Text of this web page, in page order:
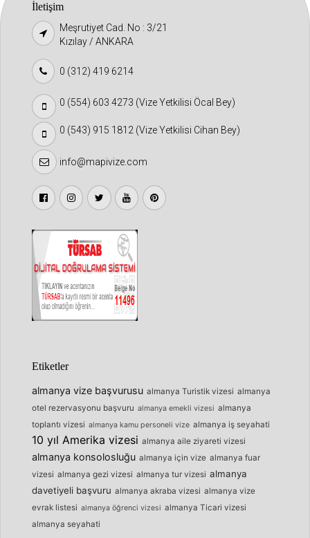
İletişim
Meşrutiyet Cad. No : 3/21
Kızılay / ANKARA
0 (312) 419 6214
0 (554) 603 4273 (Vize Yetkilisi Öcal Bey)
0 (543) 915 1812 (Vize Yetkilisi Cihan Bey)
info@mapivize.com
Etiketler
almanya vize başvurusu almanya Turistik vizesi almanya
otel rezervasyonu başvuru almanya emekli vizesi almanya
toplantı vizesi almanya kamu personeli vize almanya iş seyahati
10 yıl Amerika vizesi almanya aile ziyareti vizesi
almanya konsolosluğu almanya için vize almanya fuar
vizesi almanya gezi vizesi almanya tur vizesi almanya
davetiyeli başvuru almanya akraba vizesi almanya vize
evrak listesi almanya öğrenci vizesi almanya Ticari vizesi
almanya seyahati